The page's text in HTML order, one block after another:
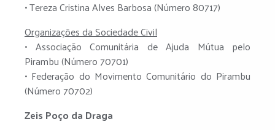
• Tereza Cristina Alves Barbosa (Número 80717)
Organizações da Sociedade Civil
• Associação Comunitária de Ajuda Mútua pelo
Pirambu (Número 70701)
• Federação do Movimento Comunitário do Pirambu
(Número 70702)
Zeis Poço da Draga